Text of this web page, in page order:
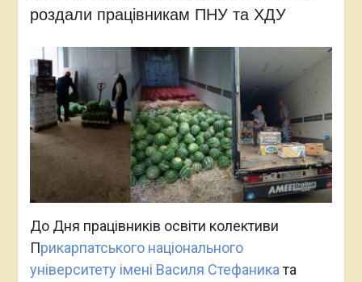
роздали працівникам ПНУ та ХДУ
До Дня працівників освіти колективи
Прикарпатського національного
університету імені Василя Стефаниката